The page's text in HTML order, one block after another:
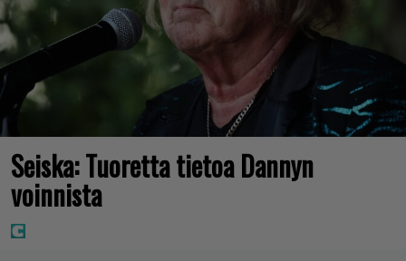
Seiska: Tuoretta tietoa Dannyn
voinnista